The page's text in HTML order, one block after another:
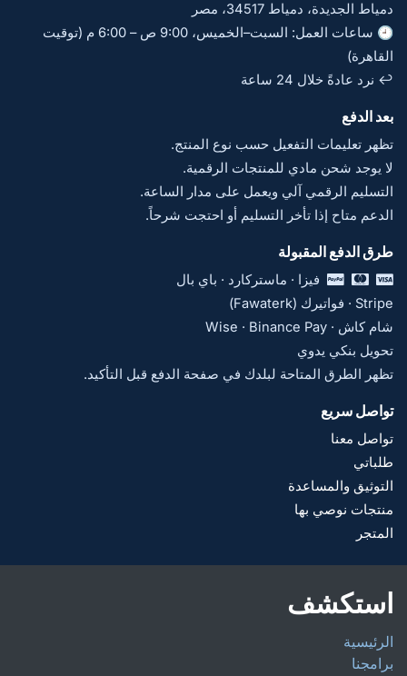
دمياط الجديدة، دمياط 34517، مصر
🕘 ساعات العمل: السبت–الخميس، 9:00 ص – 6:00 م (توقيت
القاهرة)
↩️ نرد عادةً خلال 24 ساعة
بعد الدفع
تظهر تعليمات التفعيل حسب نوع المنتج.
لا يوجد شحن مادي للمنتجات الرقمية.
التسليم الرقمي آلي ويعمل على مدار الساعة.
الدعم متاح إذا تأخر التسليم أو احتجت شرحاً.
طرق الدفع المقبولة
فيزا · ماستركارد · باي بال
Stripe · فواتيرك (Fawaterk)
شام كاش · Wise · Binance Pay
تحويل بنكي يدوي
تظهر الطرق المتاحة لبلدك في صفحة الدفع قبل التأكيد.
تواصل سريع
تواصل معنا
طلباتي
التوثيق والمساعدة
منتجات نوصي بها
المتجر
استكشف
الرئيسية
برامجنا